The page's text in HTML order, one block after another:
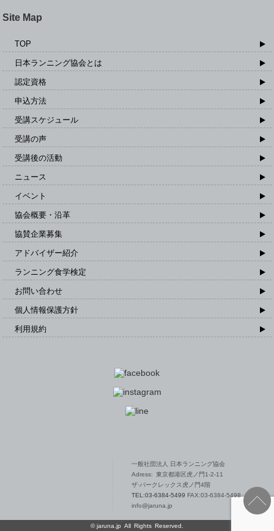
Site Map
TOP
日本ランニング協会とは
認定資格
申込方法
受講スケジュール
受講の声
受講後の活動
ニュース
イベント
協会概要・沿革
協賛企業募集
アドバイザー紹介
ランニング食学検定
お問い合わせ
個人情報保護方針
利用規約
一般社団法人 日本ランニング協会 TOPPAGE
一般社団法人 日本ランニング協会
Adress: 東京都港区虎ノ門1-2-11
ザ·パークレックス虎ノ門4階
TEL:03-6384-5499 FAX:03-6384-5498
info@jaruna.jp
©jaruna.jp All Rights Reserved.